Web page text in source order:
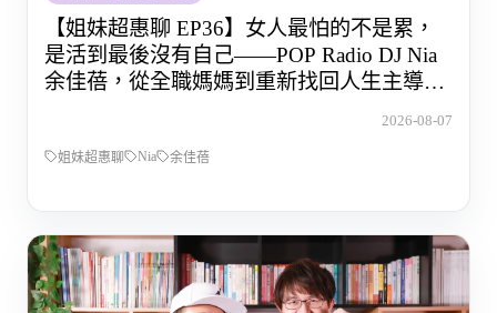
【姐妹超惠聊 EP36】女人最怕的不是累，
是活到最後沒有自己——POP Radio DJ Nia
余佳蓓，從全職媽媽到重新找回人生主導權
2026-08-07
姐妹超惠聊 Nia 余佳蓓